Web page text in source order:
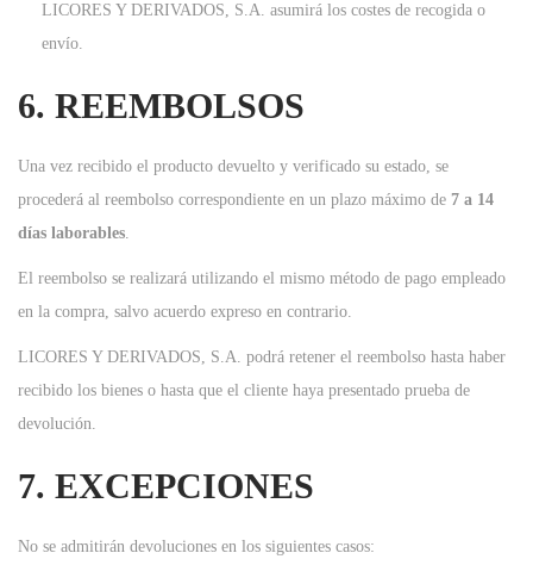
LICORES Y DERIVADOS, S.A. asumirá los costes de recogida o
envío.
6. REEMBOLSOS
Una vez recibido el producto devuelto y verificado su estado, se
procederá al reembolso correspondiente en un plazo máximo de 7 a 14
días laborables.
El reembolso se realizará utilizando el mismo método de pago empleado
en la compra, salvo acuerdo expreso en contrario.
LICORES Y DERIVADOS, S.A. podrá retener el reembolso hasta haber
recibido los bienes o hasta que el cliente haya presentado prueba de
devolución.
7. EXCEPCIONES
No se admitirán devoluciones en los siguientes casos: